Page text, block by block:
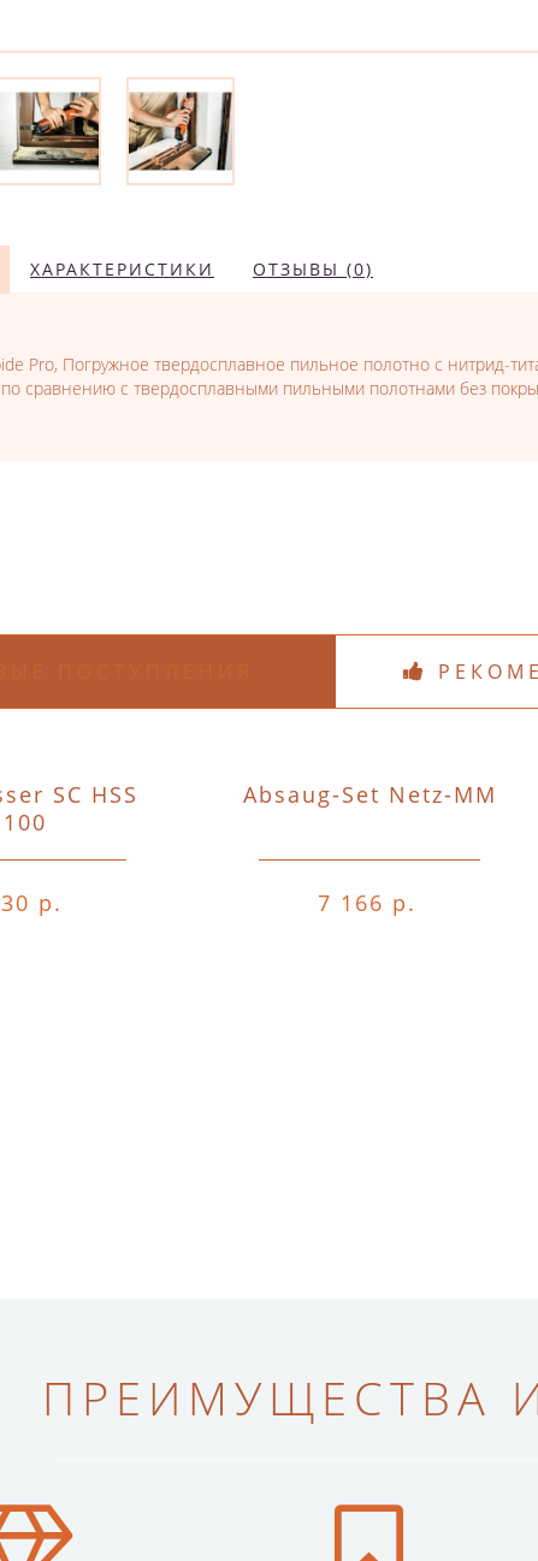
ХАРАКТЕРИСТИКИ ОТЗЫВЫ (0)
Pro, Погружное твердосплавное пильное полотно с нитрид-
по сравнению с твердосплавными пильными полотнами без
SC HSS
р.
Absaug-Set Netz-MM
7 166 р.
ПРЕИМУЩЕСТВА